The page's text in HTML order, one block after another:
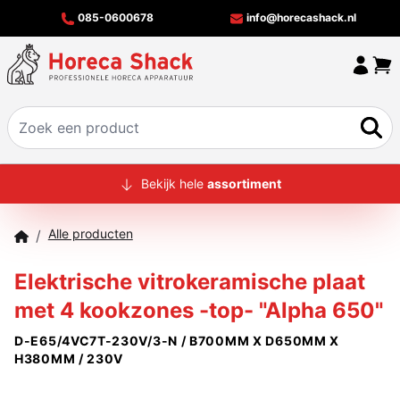
085-0600678 info@horecashack.nl
HOME
MERKEN
OFFERTECHECKER
CONTACT
Bekijk hele assortiment
/ Alle producten
Elektrische vitrokeramische plaat
met 4 kookzones -top- "Alpha 650"
D-E65/4VC7T-230V/3-N / B700MM X D650MM X
H380MM / 230V